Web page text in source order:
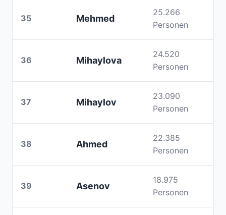
35 Mehmed
25.266
Personen
36 Mihaylova
24.520
Personen
37 Mihaylov
23.090
Personen
38 Ahmed
22.385
Personen
39 Asenov
18.975
Personen